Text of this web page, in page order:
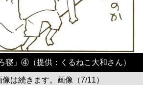
寝」④（提供：くるねこ大和さん）
像は続きます。画像（7/11）